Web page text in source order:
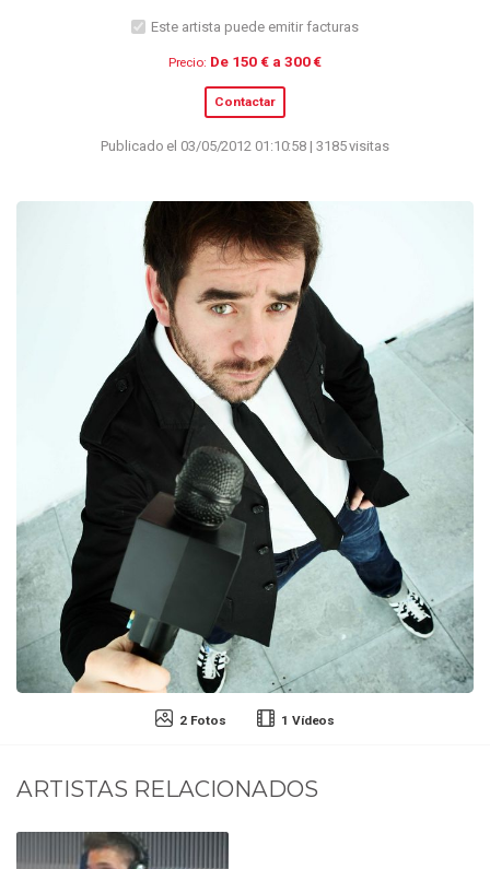
2 Fotos 1 Vídeos
Este artista puede emitir facturas
Precio: De 150 € a 300 €
Contactar
Publicado el 03/05/2012 01:10:58 | 3185 visitas
ARTISTAS RELACIONADOS